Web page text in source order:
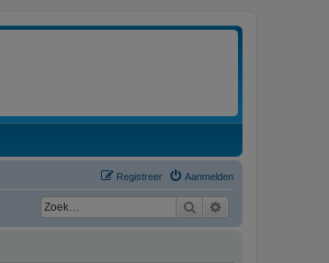
Aanmelden
Registreer
Zoek